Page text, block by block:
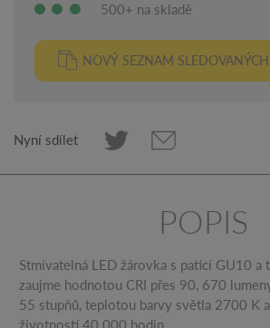
500+ na skladě
NOVÝ SEZNAM
Nyní sdílet
POPIS
Stmívatelná LED žárovka s paticí GU10 a
zaujme hodnotou CRI přes 90, 670
55 stupňů, teplotou barvy světla 2700 K
životností 40 000 hodin.